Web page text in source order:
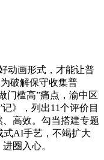
画形式，才能让普
破解保守收集普
门槛高”痛点，渝中区
》，列出11个评价目
高效。勾当搭建专题
式AI手艺，不竭扩大
圈入心。